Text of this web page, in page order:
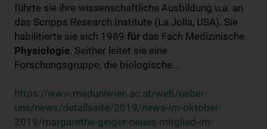
führte sie ihre wissenschaftliche Ausbildung u.a. an
das Scripps Research Institute (La Jolla, USA). Sie
habilitierte sie sich 1989 für das Fach Medizinische
Physiologie. Seither leitet sie eine
Forschungsgruppe, die biologische...
https://www.meduniwien.ac.at/web/ueber-
uns/news/detailseite/2019/news-im-oktober-
2019/margarethe-geiger-neues-mitglied-im-